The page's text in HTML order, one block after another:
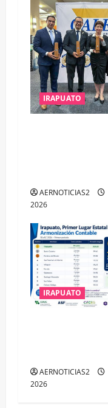
IRAPUATO
AERNOTICIAS2
2026
IRAPUATO
AERNOTICIAS2
2026